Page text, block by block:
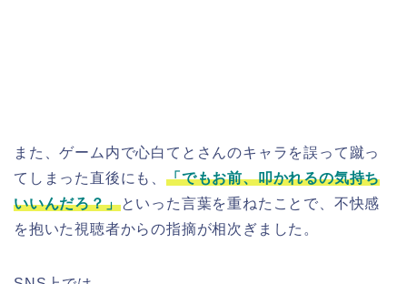
また、ゲーム内で心白てとさんのキャラを誤って蹴っ
てしまった直後にも、 「でもお前、叩かれるの気持ち
いいんだろ？」といった言葉を重ねたことで、不快感
を抱いた視聴者からの指摘が相次ぎました。